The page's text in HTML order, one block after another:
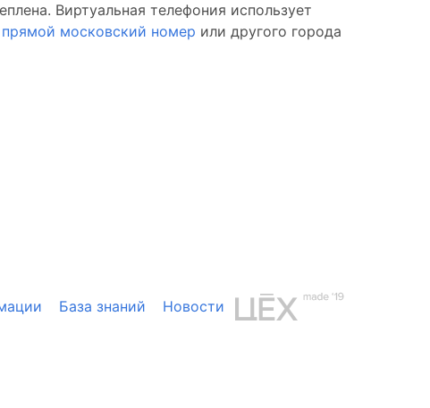
Виртуальная телефония использует
прямой московский номер или другого города
База знаний Новости